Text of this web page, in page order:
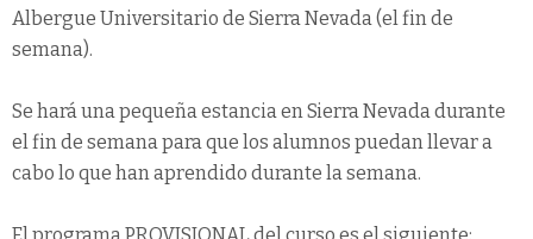
Albergue Universitario de Sierra Nevada (el fin de
semana).
Se hará una pequeña estancia en Sierra Nevada durante
el fin de semana para que los alumnos puedan llevar a
cabo lo que han aprendido durante la semana.